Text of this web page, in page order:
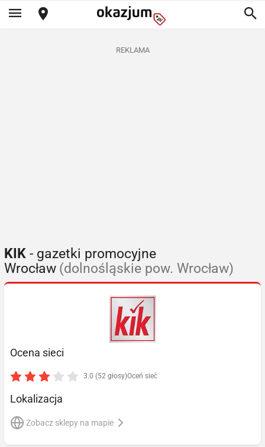
REKLAMA
KIK - gazetki promocyjne
Wrocław (dolnośląskie pow. Wrocław)
Ocena sieci
3.0 (52 głosy)Oceń sieć
Lokalizacja
Zobacz sklepy na mapie